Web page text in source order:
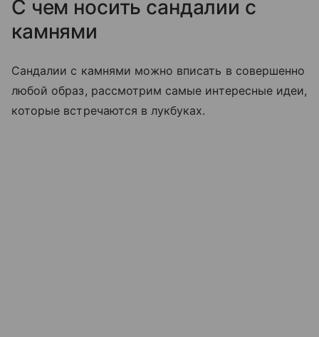
С чем носить сандалии с
камнями
Сандалии с камнями можно вписать в совершенно
любой образ, рассмотрим самые интересные идеи,
которые встречаются в лукбуках.